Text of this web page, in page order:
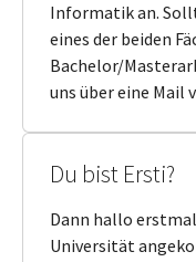
Informatik an.
eines der beiden
Bachelor/
uns über eine Mail
Du bist Ersti?
Dann hallo
Universität